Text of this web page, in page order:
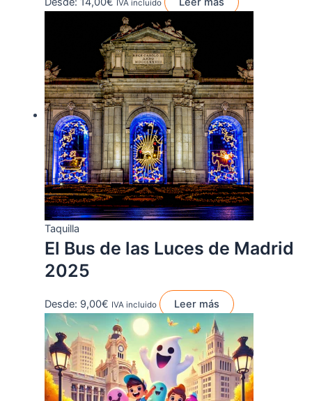
IVA incluido
Taquilla
El Bus de las Luces de Madrid
2025
Desde: 9,00€ IVA incluido Leer más